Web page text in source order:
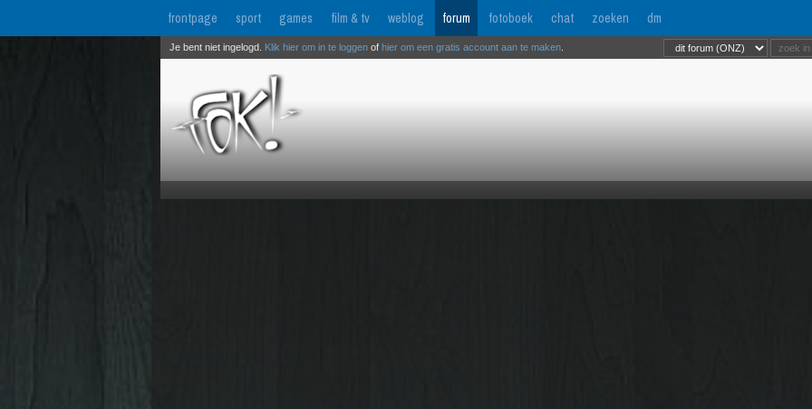
frontpage sport games film & tv weblog forum fotoboek chat zoeken dm
Je bent niet ingelogd. Klik hier om in te loggen of hier om een gratis account aan te maken